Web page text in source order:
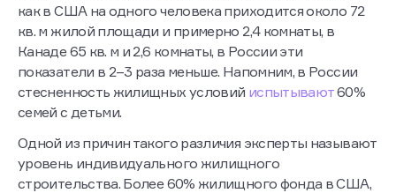
как в США на одного человека приходится около 72
кв. м жилой площади и примерно 2,4 комнаты, в
Канаде 65 кв. м и 2,6 комнаты, в России эти
показатели в 2–3 раза меньше. Напомним, в России
стесненность жилищных условий испытывают60%
семей с детьми.
Одной из причин такого различия эксперты называют
уровень индивидуального жилищного
строительства. Более 60% жилищного фонда в США,